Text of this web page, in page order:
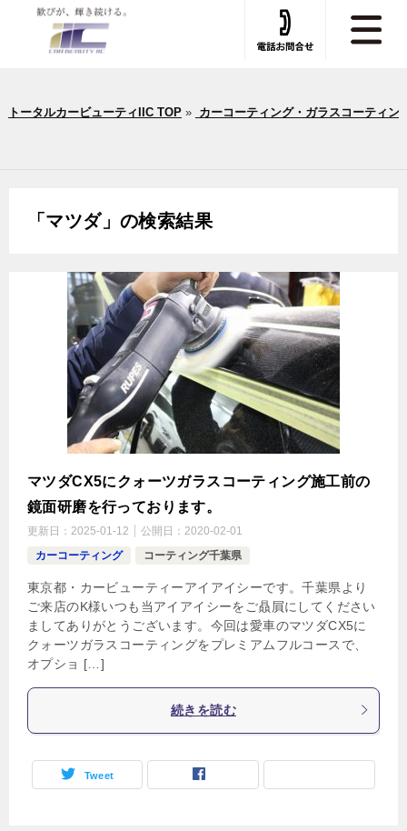
トータルカービューティIIC TOP» カーコーティング・ガラスコーティン
「マツダ」の検索結果
マツダCX5にクォーツガラスコーティング施工前の
鏡面研磨を行っております。
更新日： 2025-01-12 公開日： 2020-02-01
カーコーティング
コーティング千葉県
東京都・カービューティーアイアイシーです。千葉県より
ご来店のK様いつも当アイアイシーをご贔屓にしてください
ましてありがとうございます。今回は愛車のマツダCX5に
クォーツガラスコーティングをプレミアムフルコースで、
オプショ […]
続きを読む
Tweet